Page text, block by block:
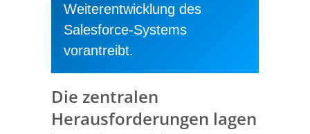
Weiterentwicklung des
Salesforce-Systems
vorantreibt.
Die zentralen
Herausforderungen lagen